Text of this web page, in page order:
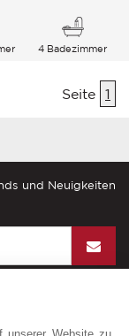
4 Badezimmer
Seite 1
und Neuigkeiten
unserer Website zu